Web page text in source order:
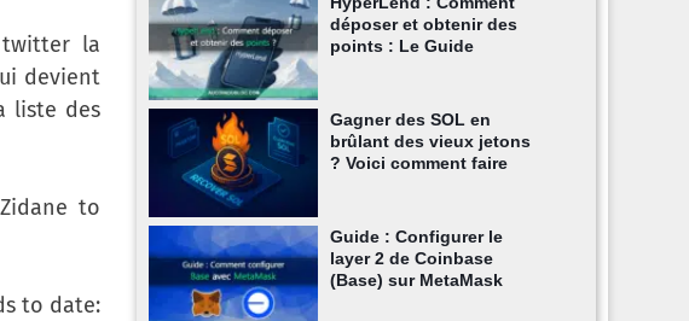
twitter la
devient
liste des
to
to date:
déposer et obtenir des
points : Le Guide
Gagner des SOL en
brûlant des vieux jetons
? Voici comment faire
Guide : Configurer le
layer 2 de Coinbase
(Base) sur MetaMask